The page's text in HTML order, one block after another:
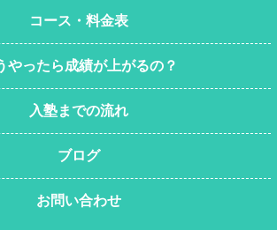
コース・料金表
やったら成績が上がるの？
入塾までの流れ
ブログ
お問い合わせ